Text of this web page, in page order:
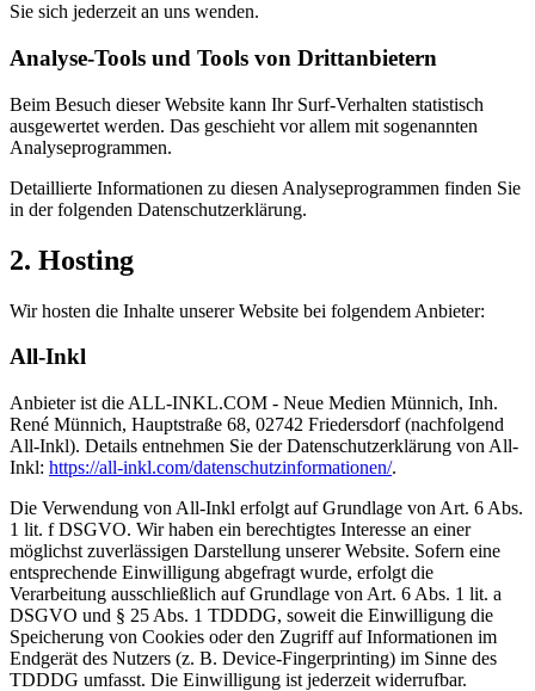
Sie sich jederzeit an uns wenden.
Analyse-Tools und Tools von Dritt­anbietern
Beim Besuch dieser Website kann Ihr Surf-Verhalten statistisch
ausgewertet werden. Das geschieht vor allem mit sogenannten
Analyseprogrammen.
Detaillierte Informationen zu diesen Analyseprogrammen finden Sie
in der folgenden Datenschutzerklärung.
2. Hosting
Wir hosten die Inhalte unserer Website bei folgendem Anbieter:
All-Inkl
Anbieter ist die ALL-INKL.COM - Neue Medien Münnich, Inh.
René Münnich, Hauptstraße 68, 02742 Friedersdorf (nachfolgend
All-Inkl). Details entnehmen Sie der Datenschutzerklärung von All-
Inkl: https://all-inkl.com/datenschutzinformationen/.
Die Verwendung von All-Inkl erfolgt auf Grundlage von Art. 6 Abs.
1 lit. f DSGVO. Wir haben ein berechtigtes Interesse an einer
möglichst zuverlässigen Darstellung unserer Website. Sofern eine
entsprechende Einwilligung abgefragt wurde, erfolgt die
Verarbeitung ausschließlich auf Grundlage von Art. 6 Abs. 1 lit. a
DSGVO und § 25 Abs. 1 TDDDG, soweit die Einwilligung die
Speicherung von Cookies oder den Zugriff auf Informationen im
Endgerät des Nutzers (z. B. Device-Fingerprinting) im Sinne des
TDDDG umfasst. Die Einwilligung ist jederzeit widerrufbar.